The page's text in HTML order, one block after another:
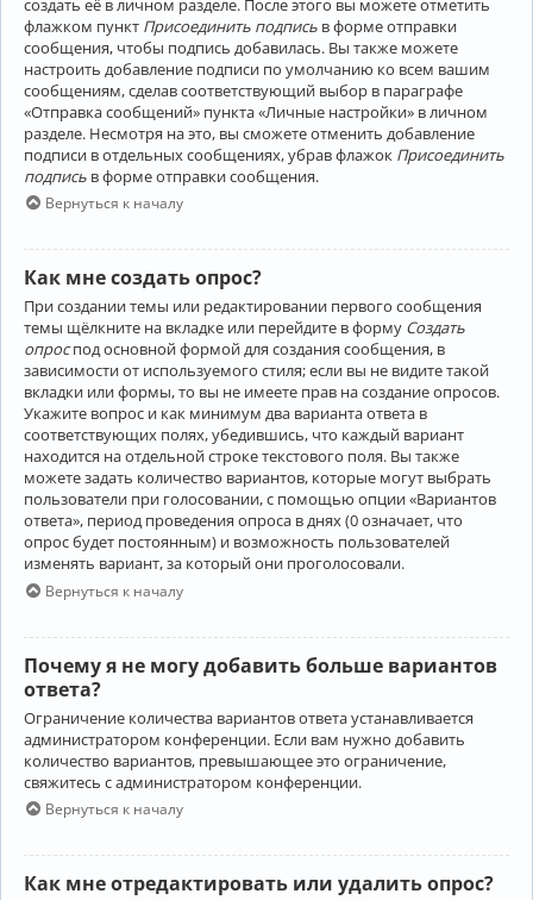
флажком пункт Присоединить подпись в форме отправки
сообщения, чтобы подпись добавилась. Вы также можете
настроить добавление подписи по умолчанию ко всем вашим
сообщениям, сделав соответствующий выбор в параграфе
«Отправка сообщений» пункта «Личные настройки» в личном
разделе. Несмотря на это, вы сможете отменить добавление
подписи в отдельных сообщениях, убрав флажок Присоединить
подпись в форме отправки сообщения.
Вернуться к началу
Как мне создать опрос?
При создании темы или редактировании первого сообщения
темы щёлкните на вкладке или перейдите в форму Создать
опроспод основной формой для создания сообщения, в
зависимости от используемого стиля; если вы не видите такой
вкладки или формы, то вы не имеете прав на создание опросов.
Укажите вопрос и как минимум два варианта ответа в
соответствующих полях, убедившись, что каждый вариант
находится на отдельной строке текстового поля. Вы также
можете задать количество вариантов, которые могут выбрать
пользователи при голосовании, с помощью опции «Вариантов
ответа», период проведения опроса в днях (0 означает, что
опрос будет постоянным) и возможность пользователей
изменять вариант, за который они проголосовали.
Вернуться к началу
Почему я не могу добавить больше вариантов
ответа?
Ограничение количества вариантов ответа устанавливается
администратором конференции. Если вам нужно добавить
количество вариантов, превышающее это ограничение,
свяжитесь с администратором конференции.
Вернуться к началу
Как мне отредактировать или удалить опрос?